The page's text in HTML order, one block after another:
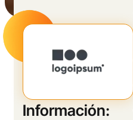
Información: